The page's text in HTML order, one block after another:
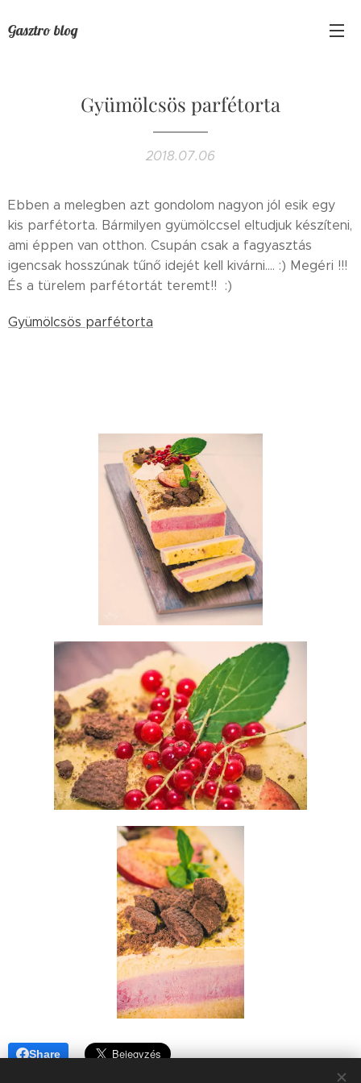
Gasztro blog
Gyümölcsös parfétorta
2018.07.06
Ebben a melegben azt gondolom nagyon jól esik egy
kis parfétorta. Bármilyen gyümölccsel eltudjuk készíteni,
ami éppen van otthon. Csupán csak a fagyasztás
igencsak hosszúnak tűnő idejét kell kivárni.... :) Megéri !!!
És a türelem parfétortát teremt!! :)
Gyümölcsös parfétorta
Share